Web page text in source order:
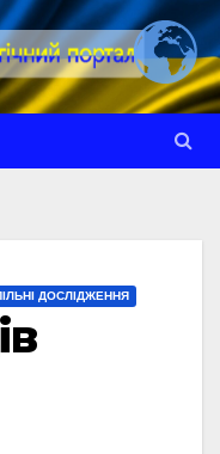
ДОСЛІДЖЕННЯ